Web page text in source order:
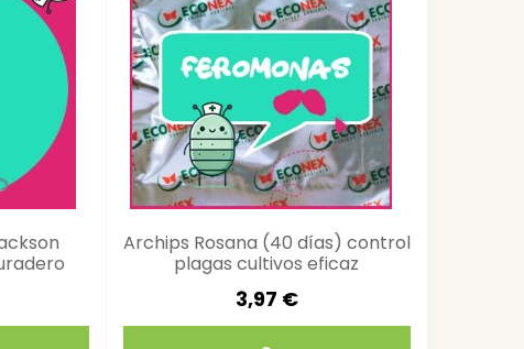
Archips Rosana (40 días) control
plagas cultivos eficaz
3,97 €